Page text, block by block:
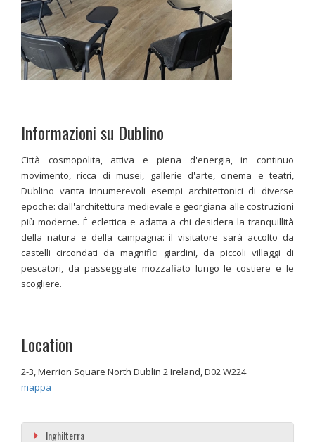
Inghilterra
Informazioni su Dublino
Città cosmopolita, attiva e piena d'energia, in continuo
movimento, ricca di musei, gallerie d'arte, cinema e teatri,
Dublino vanta innumerevoli esempi architettonici di diverse
epoche: dall'architettura medievale e georgiana alle costruzioni
più moderne. È eclettica e adatta a chi desidera la tranquillità
della natura e della campagna: il visitatore sarà accolto da
castelli circondati da magnifici giardini, da piccoli villaggi di
pescatori, da passeggiate mozzafiato lungo le costiere e le
scogliere.
Location
2-3, Merrion Square North Dublin 2 Ireland, D02 W224
mappa